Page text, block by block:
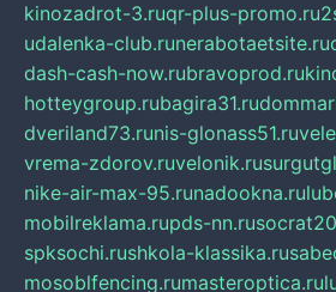
kinozadrot-3.ruqr-plus-promo.ru
udalenka-club.runerabotaetsite.ru
dash-cash-now.rubravoprod.ru
hotteygroup.rubagira31.ru
dveriland73.runis-glonass51.ru
vrema-zdorov.ruvelonik.ru
nike-air-max-95.runadookna.ru
mobilreklama.rupds-nn.ru
spksochi.rushkola-klassika.ru
mosoblfencing.rumasteroptica.ru